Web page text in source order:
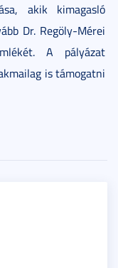
akik kimagasló
Dr. Regöly-Mérei
A pályázat
is támogatni